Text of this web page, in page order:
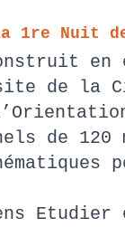
la 1re Nuit
en
site de la
de